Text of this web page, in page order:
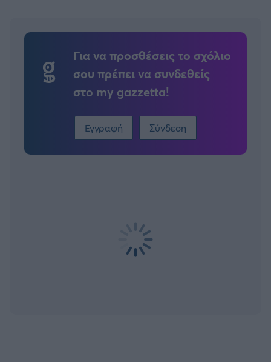
Για να προσθέσεις το σχόλιο
σου πρέπει να συνδεθείς
στο my gazzetta!
Εγγραφή Σύνδεση